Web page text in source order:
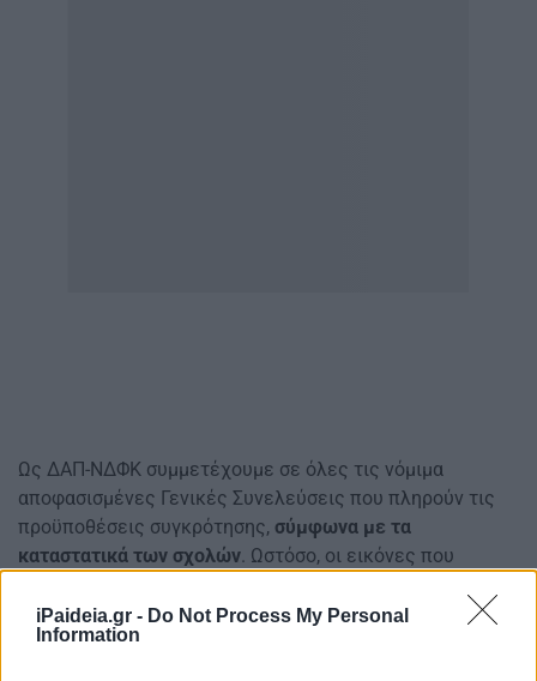
iPaideia.gr - Do Not Process My Personal
Information
Ως ΔΑΠ-ΝΔΦΚ συμμετέχουμε σε όλες τις νόμιμα
αποφασισμένες Γενικές Συνελεύσεις που πληρούν τις
προϋποθέσεις συγκρότησης, σύμφωνα με τα
καταστατικά των σχολών. Ωστόσο, οι εικόνες που
αρκετές περιπτώσεις λεκτική και σωματική βία,
βανδαλισμοί, ρίψη αντικειμένων και νοθεία υπό